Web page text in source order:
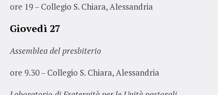
ore 19 – Collegio S. Chiara, Alessandria
Giovedì 27
Assemblea del presbiterio
ore 9.30 – Collegio S. Chiara, Alessandria